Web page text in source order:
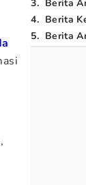
3. Berita
4. Berita
5. Berita